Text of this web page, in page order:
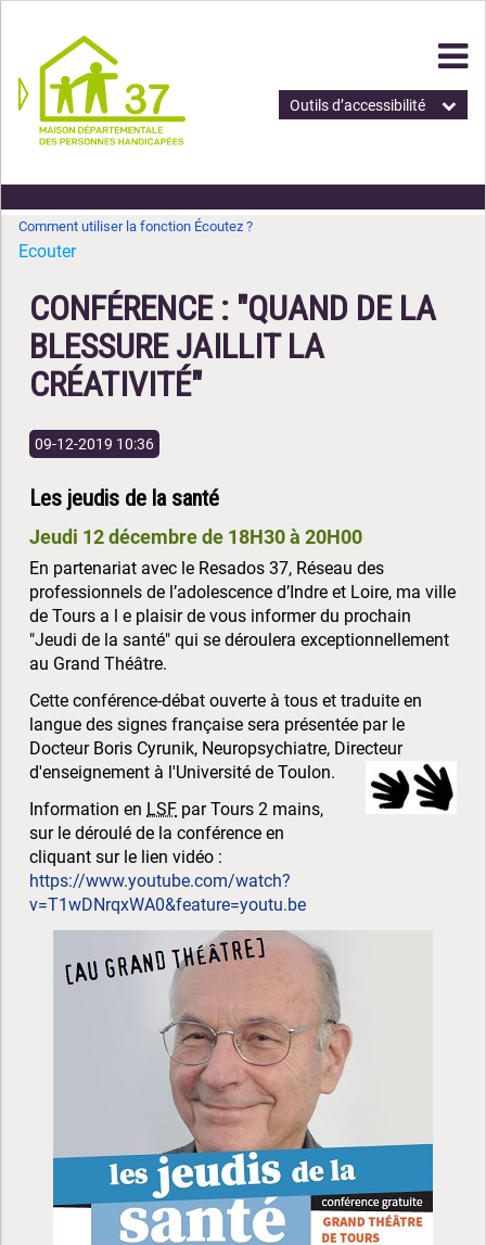
Outils d’accessibilité
Comment utiliser la fonction Écoutez ?
Ecouter
CONFÉRENCE : "QUAND DE LA
BLESSURE JAILLIT LA
CRÉATIVITÉ"
09-12-2019 10:36
Les jeudis de la santé
Jeudi 12 décembre de 18H30 à 20H00
En partenariat avec le Resados 37, Réseau des
professionnels de l’adolescence d’Indre et Loire, ma ville
de Tours a l e plaisir de vous informer du prochain
"Jeudi de la santé" qui se déroulera exceptionnellement
au Grand Théâtre.
Cette conférence-débat ouverte à tous et traduite en
langue des signes française sera présentée par le
Docteur Boris Cyrunik, Neuropsychiatre, Directeur
d'enseignement à l'Université de Toulon.
Information en LSF par Tours 2 mains,
sur le déroulé de la conférence en
cliquant sur le lien vidéo :
https://www.youtube.com/watch?
v=T1wDNrqxWA0&feature=youtu.be